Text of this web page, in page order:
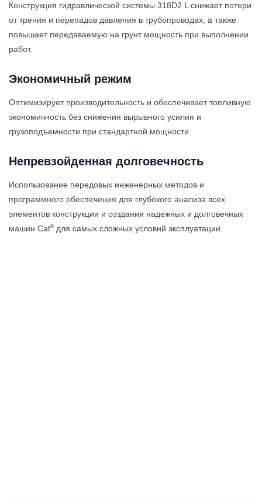
Конструкция гидравлической системы 318D2 L снижает потери
от трения и перепадов давления в трубопроводах, а также
повышает передаваемую на грунт мощность при выполнении
работ.
Экономичный режим
Оптимизирует производительность и обеспечивает топливную
экономичность без снижения вырывного усилия и
грузоподъемности при стандартной мощности.
Непревзойденная долговечность
Использование передовых инженерных методов и
программного обеспечения для глубокого анализа всех
элементов конструкции и создания надежных и долговечных
машин Cat® для самых сложных условий эксплуатации.